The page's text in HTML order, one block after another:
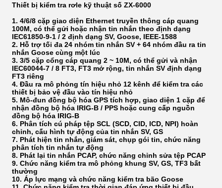
Thiết bị kiểm tra rơle kỹ thuật số ZX-6000
1. 4/6/8 cặp giao diện Ethernet truyền thông cáp quang
100M, có thể gửi hoặc nhận tin nhắn theo định dạng
IEC61850-9-1 / 2 định dạng SV, Goose, IEEE-1588
2. Hỗ trợ tối đa 24 nhóm tin nhắn SV + 64 nhóm đầu ra tin
nhắn Goose cùng một lúc
3. 3/5 cặp cổng cáp quang 2 ~ 10M, có thể gửi và nhận
IEC60044-7 / 8 FT3, FT3 mở rộng, tin nhắn SV định dạng
FT3 riêng
4. Đầu ra mô phỏng tín hiệu nhỏ 12 kênh để kiểm tra các
thiết bị bảo vệ đầu vào tín hiệu nhỏ
5. Mô-đun đồng bộ hóa GPS tích hợp, giao diện 1 cặp để
nhận đồng bộ hóa IRIG-B / PPS hoặc cung cấp nguồn
đồng bộ hóa IRIG-B
6. Phân tích cú pháp tệp SCL (SCD, CID, ICD, NPI) hoàn
chỉnh, cấu hình tự động của tin nhắn SV, GS
7. Phát hiện tin nhắn, giám sát, chụp gói tin, chức năng
phân tích tin nhắn tự động
8. Phát lại tin nhắn PCAP, chức năng chỉnh sửa tệp PCAP
9. Chức năng kiểm tra mô phỏng khung SV, GS, TF3 bất
thường
10. Áp lực mạng và chức năng kiểm tra bão Goose